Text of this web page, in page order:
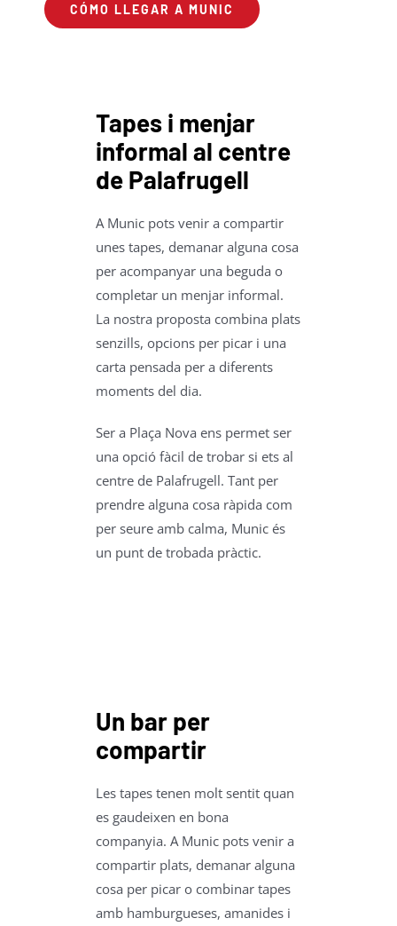
CÓMO LLEGAR A MUNIC
Tapes i menjar
informal al centre
de Palafrugell
A Munic pots venir a compartir
unes tapes, demanar alguna cosa
per acompanyar una beguda o
completar un menjar informal.
La nostra proposta combina plats
senzills, opcions per picar i una
carta pensada per a diferents
moments del dia.
Ser a Plaça Nova ens permet ser
una opció fàcil de trobar si ets al
centre de Palafrugell. Tant per
prendre alguna cosa ràpida com
per seure amb calma, Munic és
un punt de trobada pràctic.
Un bar per
compartir
Les tapes tenen molt sentit quan
es gaudeixen en bona
companyia. A Munic pots venir a
compartir plats, demanar alguna
cosa per picar o combinar tapes
amb hamburgueses, amanides i